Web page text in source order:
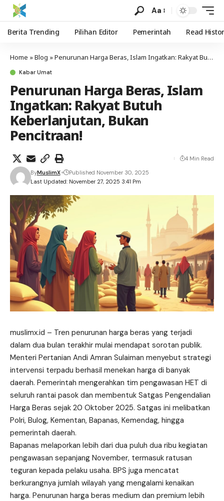
Aa
Berita Trending Pilihan Editor Pemerintah Read
Home »Blog »Penurunan Harga Beras, Islam Ingatkan: Rakyat Butuh Keberlanjutan, Bukan Pencitraan!
Kabar Umat
Penurunan Harga Beras, Islam
Ingatkan: Rakyat Butuh
Keberlanjutan, Bukan
Pencitraan!
Last Updated: November 27, 2025 3:41 Pm
ByMuslimX Published November 30, 2025
4 Min Read
muslimx.id – Tren penurunan harga beras yang terjadi
dalam dua bulan terakhir mulai mendapat sorotan publik.
Menteri Pertanian Andi Amran Sulaiman menyebut strategi
intervensi terpadu berhasil menekan harga di banyak
daerah. Pemerintah mengerahkan tim pengawasan HET di
seluruh rantai pasok dan membentuk Satgas Pengendalian
Harga Beras sejak 20 Oktober 2025. Satgas ini melibatkan
Polri, Bulog, Kementan, Bapanas, Kemendag, hingga
pemerintah daerah.
Bapanas melaporkan lebih dari dua puluh dua ribu kegiatan
pengawasan sepanjang November, termasuk ratusan
teguran kepada pelaku usaha. BPS juga mencatat
berkurangnya jumlah wilayah yang mengalami kenaikan
harga. Penurunan harga beras medium dan premium lebih